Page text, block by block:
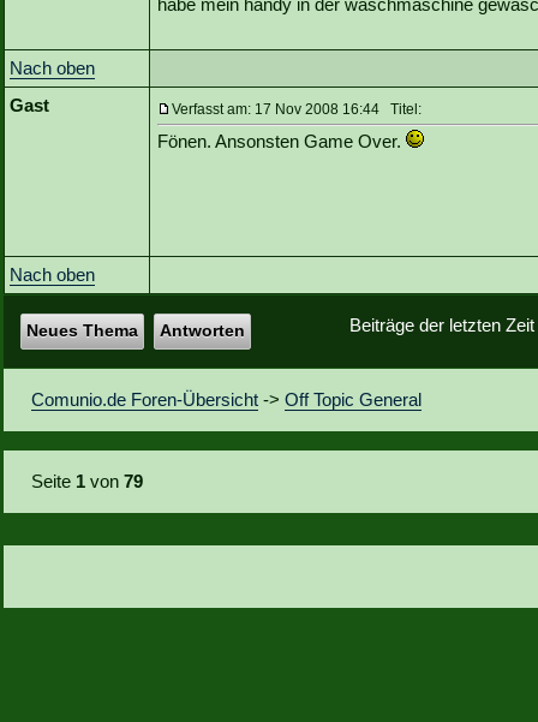
habe mein handy in der waschmaschine
Nach oben
Gast
Verfasst am: 17 Nov 2008 16:44 Titel:
Fönen. Ansonsten Game Over.
Nach oben
Beiträge der letzten
Neues Thema Antworten
Comunio.de Foren-Übersicht ->Off Topic General
Seite 1 von79